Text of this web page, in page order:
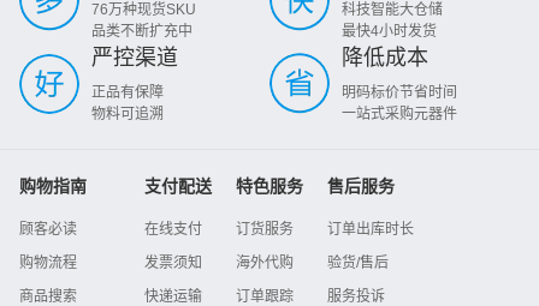
76万种现货SKU
品类不断扩充中
科技智能大仓储
最快4小时发货
严控渠道
正品有保障
物料可追溯
降低成本
明码标价节省时间
一站式采购元器件
购物指南
顾客必读
购物流程
商品搜索
支付配送
在线支付
发票须知
快递运输
特色服务
订货服务
海外代购
订单跟踪
售后服务
订单出库时长
验货/售后
服务投诉